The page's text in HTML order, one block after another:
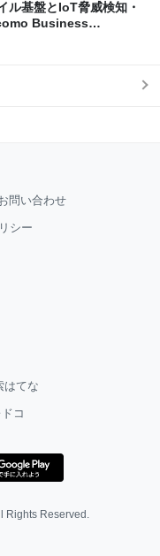
ル基盤とIoT脅威検知・
Business
問い合わせ
シー
はてな
コ
Rights Reserved.